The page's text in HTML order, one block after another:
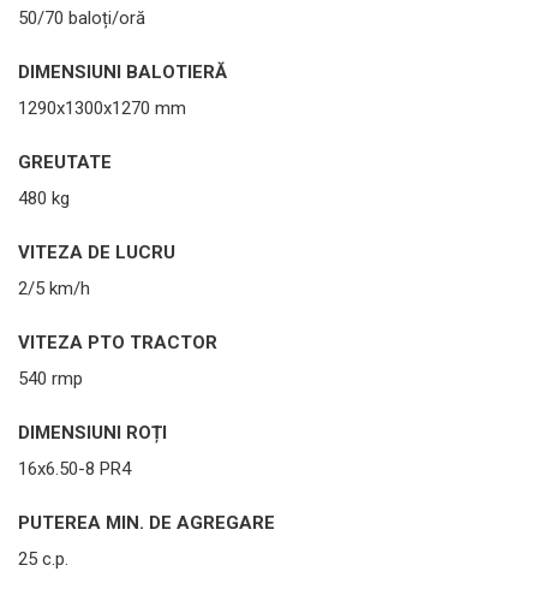
50/70 baloți/oră
DIMENSIUNI BALOTIERĂ
1290x1300x1270 mm
GREUTATE
480 kg
VITEZA DE LUCRU
2/5 km/h
VITEZA PTO TRACTOR
540 rmp
DIMENSIUNI ROȚI
16x6.50-8 PR4
PUTEREA MIN. DE AGREGARE
25 c.p.